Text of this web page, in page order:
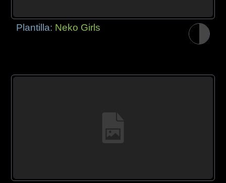
Plantilla: Neko Girls